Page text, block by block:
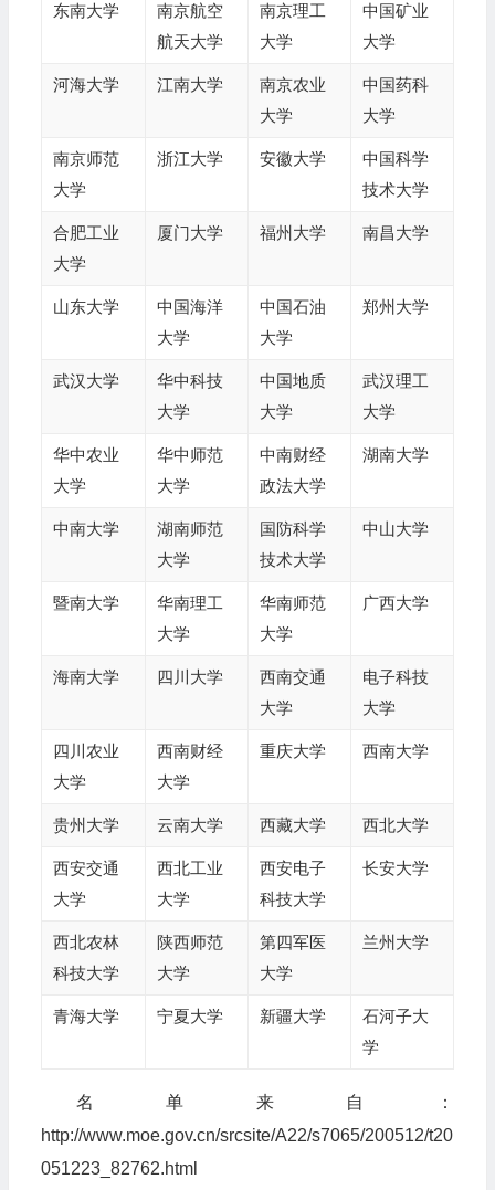
东南大学
南京航空
航天大学
南京理工
大学
中国矿业
大学
河海大学 江南大学
南京农业
大学
中国药科
大学
南京师范
大学
浙江大学 安徽大学
中国科学
技术大学
合肥工业
大学
厦门大学 福州大学 南昌大学
山东大学
中国海洋
大学
中国石油
大学
郑州大学
武汉大学
华中科技
大学
中国地质
大学
武汉理工
大学
华中农业
大学
华中师范
大学
中南财经
政法大学
湖南大学
中南大学
湖南师范
大学
国防科学
技术大学
中山大学
暨南大学
华南理工
大学
华南师范
大学
广西大学
海南大学 四川大学
西南交通
大学
电子科技
大学
四川农业
大学
西南财经
大学
重庆大学 西南大学
贵州大学 云南大学 西藏大学 西北大学
西安交通
大学
西北工业
大学
西安电子
科技大学
长安大学
西北农林
科技大学
陕西师范
大学
第四军医
大学
兰州大学
青海大学 宁夏大学 新疆大学
石河子大
学
名单来自：
http://www.moe.gov.cn/srcsite/A22/s7065/200512/t20
051223_82762.html